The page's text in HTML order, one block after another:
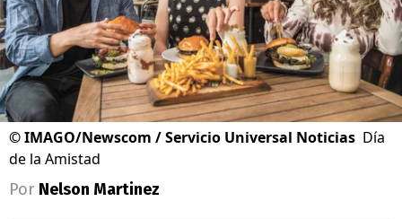
©IMAGO/Newscom / Servicio Universal Noticias Día
de la Amistad
Por Nelson Martinez